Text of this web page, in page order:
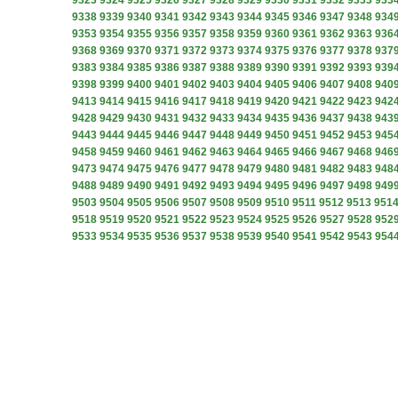
9338 9339 9340 9341 9342 9343 9344 9345 9346 9347 9348
9353 9354 9355 9356 9357 9358 9359 9360 9361 9362 9363
9368 9369 9370 9371 9372 9373 9374 9375 9376 9377 9378
9383 9384 9385 9386 9387 9388 9389 9390 9391 9392 9393
9398 9399 9400 9401 9402 9403 9404 9405 9406 9407 9408
9413 9414 9415 9416 9417 9418 9419 9420 9421 9422 9423
9428 9429 9430 9431 9432 9433 9434 9435 9436 9437 9438
9443 9444 9445 9446 9447 9448 9449 9450 9451 9452 9453
9458 9459 9460 9461 9462 9463 9464 9465 9466 9467 9468
9473 9474 9475 9476 9477 9478 9479 9480 9481 9482 9483
9488 9489 9490 9491 9492 9493 9494 9495 9496 9497 9498
9503 9504 9505 9506 9507 9508 9509 9510 9511 9512 9513 9514
9518 9519 9520 9521 9522 9523 9524 9525 9526 9527 9528
9533 9534 9535 9536 9537 9538 9539 9540 9541 9542 9543